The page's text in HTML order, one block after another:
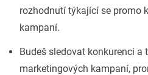
rozhodnutí týkající se promo
kampaní.
Budeš sledovat konkurenci a
marketingových kampaní,